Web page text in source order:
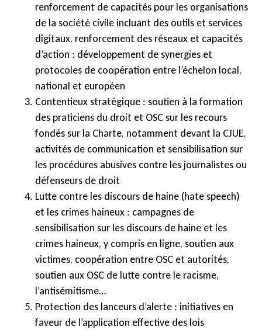
renforcement de capacités pour les organisations
de la société civile incluant des outils et services
digitaux, renforcement des réseaux et capacités
d’action : développement de synergies et
protocoles de coopération entre l’échelon local,
national et européen
Contentieux stratégique : soutien à la formation
des praticiens du droit et OSC sur les recours
fondés sur la Charte, notamment devant la CJUE,
activités de communication et sensibilisation sur
les procédures abusives contre les journalistes ou
défenseurs de droit
Lutte contre les discours de haine (hate speech)
et les crimes haineux : campagnes de
sensibilisation sur les discours de haine et les
crimes haineux, y compris en ligne, soutien aux
victimes, coopération entre OSC et autorités,
soutien aux OSC de lutte contre le racisme,
l’antisémitisme…
Protection des lanceurs d’alerte : initiatives en
faveur de l’application effective des lois